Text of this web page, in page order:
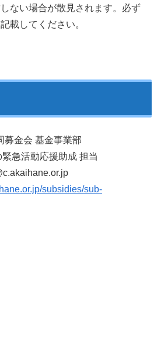
ない場合が散見されます。必ず
載してください。
募金会 基金事業部
急活動応援助成 担当
subsidies/sub-